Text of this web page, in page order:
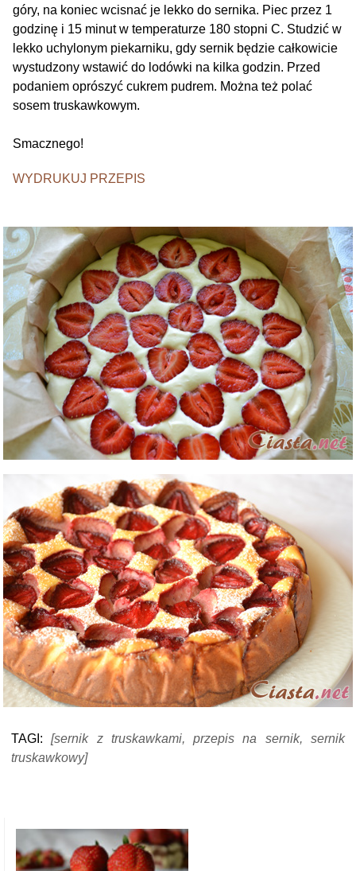
góry, na koniec wcisnać je lekko do sernika. Piec przez 1
godzinę i 15 minut w temperaturze 180 stopni C. Studzić w
lekko uchylonym piekarniku, gdy sernik będzie całkowicie
wystudzony wstawić do lodówki na kilka godzin. Przed
podaniem oprószyć cukrem pudrem. Można też polać
sosem truskawkowym.
Smacznego!
WYDRUKUJ PRZEPIS
TAGI:[sernik z truskawkami, przepis na sernik, sernik
truskawkowy]